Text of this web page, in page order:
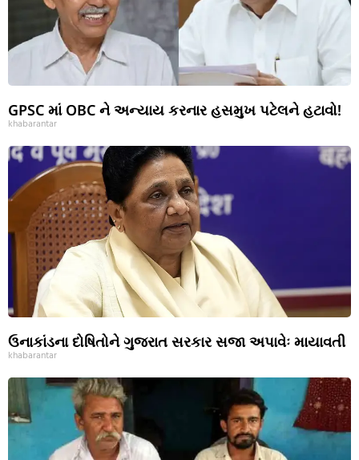
GPSC માં OBC ને અન્યાય કરનાર હસમુખ પટેલને હટાવો!
khabarantar
ઉનાકાંડના દોષિતોને ગુજરાત સરકાર સજા અપાવેઃ માયાવતી
khabarantar